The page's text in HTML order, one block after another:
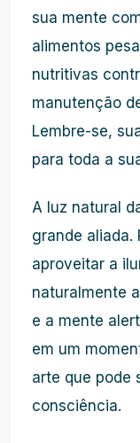
sua mente
alimentos
nutritivas
manutenção
Lembre-se,
para toda a
A luz natural
grande aliada.
aproveitar a
naturalmente
e a mente
em um
arte que pode
consciência.